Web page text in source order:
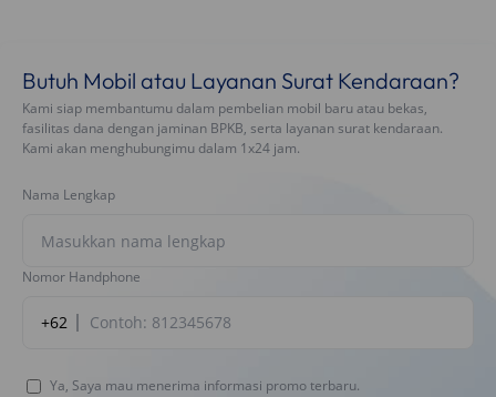
Butuh Mobil atau Layanan Surat Kendaraan?
Kami siap membantumu dalam pembelian mobil baru atau bekas,
fasilitas dana dengan jaminan BPKB, serta layanan surat kendaraan.
Kami akan menghubungimu dalam 1x24 jam.
Nama Lengkap
Nomor Handphone
+62
Ya, Saya mau menerima informasi promo terbaru.